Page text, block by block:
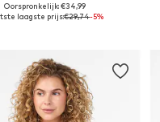
in vele maten
Oorspronkelijk: €34,99
laagste prijs:€29,74-5%